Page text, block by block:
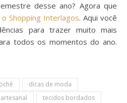
desse ano? Agora que
Shopping Interlagos. Aqui você
para trazer muito mais
todos os momentos do ano.
dicas de moda
tecidos bordados